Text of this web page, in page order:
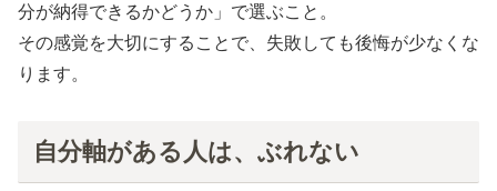
分が納得できるかどうか」で選ぶこと。
その感覚を大切にすることで、失敗しても後悔が少なくな
ります。
自分軸がある人は、ぶれない